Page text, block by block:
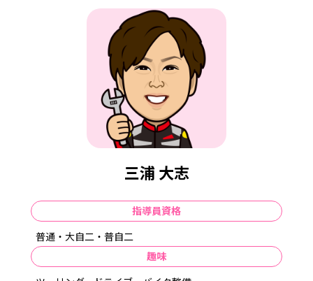
ほめて伸ばす
ほめて伸ばす理由
ほめちぎるインストラクター
在学生の方へ
オンライン技能教習登録・確認
オンライン学科教習 受講方法
対面学科教習について
LINE WORKS（ラインワークス）ご利用方法
送迎バス
ほめて伸ばす理由
ほめちぎるインスト
ラクター
ほめられた先輩たち
三浦 大志
指導員資格
普通・大自二・普自二
趣味